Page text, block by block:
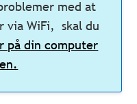
med at
via WiFi, skal du
på din computer